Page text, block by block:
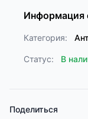
Информация
Категория:
Статус: В
Поделиться